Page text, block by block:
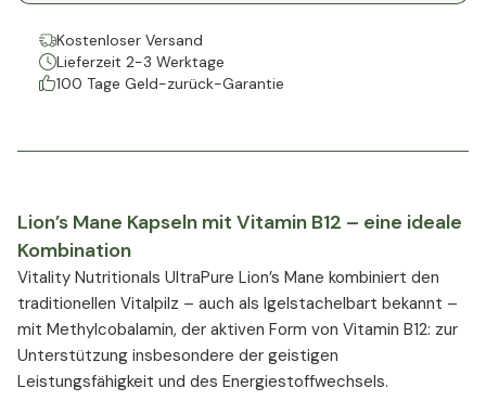
Kostenloser Versand
Lieferzeit 2-3 Werktage
100 Tage Geld-zurück-Garantie
Lion’s Mane Kapseln mit Vitamin B12 – eine ideale
Kombination
Vitality Nutritionals UltraPure Lion’s Mane kombiniert den
traditionellen Vitalpilz – auch als Igelstachelbart bekannt –
mit Methylcobalamin, der aktiven Form von Vitamin B12: zur
Unterstützung insbesondere der geistigen
Leistungsfähigkeit und des Energiestoffwechsels.